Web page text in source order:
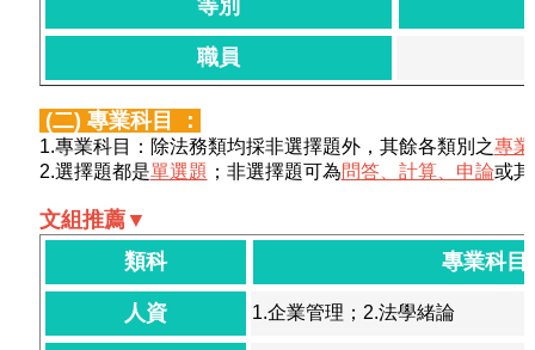
等別
職員
(二) 專業科目 ：
1.專業科目：除法務類均採非選擇題外，其餘各類別之專
2.選擇題都是單選題 ；非選擇題可為問答、計算、申論或
文組推薦▼
類科
專業科目
人資 1.企業管理；2.法學緒論